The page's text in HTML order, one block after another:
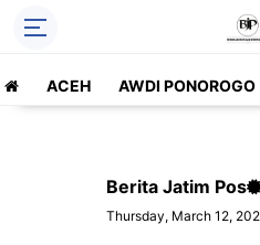
ACEH AWDI PONOROGO
Berita Jatim Pos
Thursday, March 12,